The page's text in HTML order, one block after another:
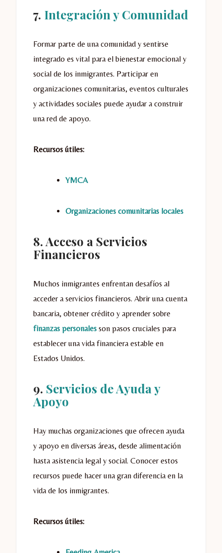
7. Integración y Comunidad
Formar parte de una comunidad y sentirse
integrado es vital para el bienestar emocional y
social de los inmigrantes. Participar en
organizaciones comunitarias, eventos culturales
y actividades sociales puede ayudar a construir
una red de apoyo.
Recursos útiles:
YMCA
Organizaciones comunitarias locales
8. Acceso a Servicios
Financieros
Muchos inmigrantes enfrentan desafíos al
acceder a servicios financieros. Abrir una cuenta
bancaria, obtener crédito y aprender sobre
finanzas personales son pasos cruciales para
establecer una vida financiera estable en
Estados Unidos.
9. Servicios de Ayuda y
Apoyo
Hay muchas organizaciones que ofrecen ayuda
y apoyo en diversas áreas, desde alimentación
hasta asistencia legal y social. Conocer estos
recursos puede hacer una gran diferencia en la
vida de los inmigrantes.
Recursos útiles: